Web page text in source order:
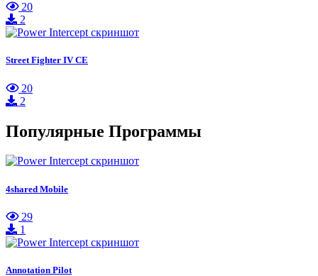
20
2
Street Fighter IV CE
20
2
Популярные Программы
4shared Mobile
29
1
Annotation Pilot